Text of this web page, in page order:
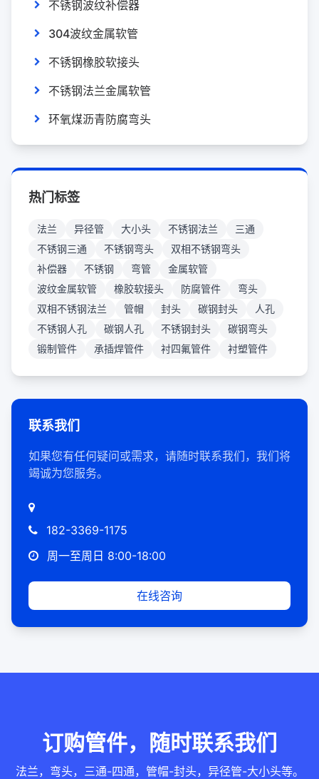
不锈钢波纹补偿器
304波纹金属软管
不锈钢橡胶软接头
不锈钢法兰金属软管
环氧煤沥青防腐弯头
热门标签
法兰 异径管 大小头 不锈钢法兰
三通
不锈钢三通
不锈钢弯头
双相不锈钢弯头
补偿器
不锈钢 弯管
金属软管
波纹金属软管
橡胶软接头 防腐管件
弯头
双相不锈钢法兰
管帽 封头 碳钢封头
人孔
不锈钢人孔
碳钢人孔 不锈钢封头
碳钢弯头
锻制管件
承插焊管件 衬四氟管件 衬塑管件
联系我们
如果您有任何疑问或需求，请随时联系我们，我们将
竭诚为您服务。
182-3369-1175
周一至周日 8:00-18:00
在线咨询
订购管件，随时联系我们
法兰，弯头，三通-四通，管帽-封头，异径管-大小头等。